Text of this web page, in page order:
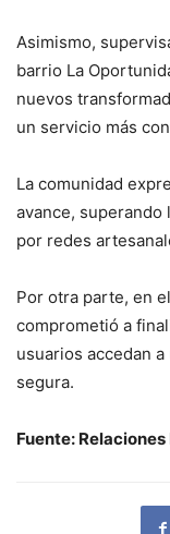
Asimismo,
barrio La
nuevos
un servicio más
La comunidad
avance, superando
por redes
Por otra parte, en
comprometió a
usuarios accedan
segura.
Fuente: